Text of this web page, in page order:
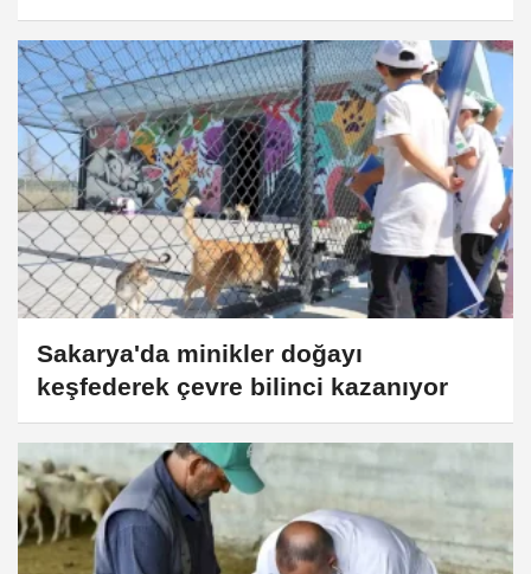
Sakarya'da minikler doğayı
keşfederek çevre bilinci kazanıyor